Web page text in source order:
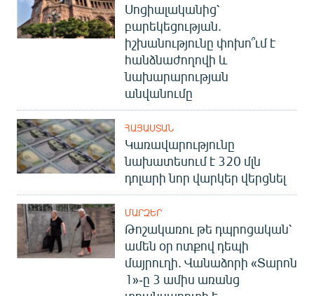
Սոցիալականից՝
բարեկեցության.
իշխանությունը փոխո՞ւմ է
հանձնաժողովի և
նախարարության
անվանումը
ՀԱՅԱՍՏԱՆ
Կառավարությունը
նախատեսում է 320 մլն
դոլարի նոր վարկեր վերցնել
ՄԱՐԶԵՐ
Թոշակառու թե դպրոցական՝
ամեն օր ոտքով դեպի
մայրուղի. Վանաձորի «Տարոն
1»-ը 3 ամիս առանց